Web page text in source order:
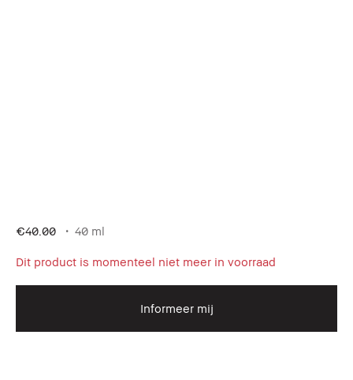
€40.00 40 ml
Dit product is momenteel niet meer in voorraad
Informeer mij